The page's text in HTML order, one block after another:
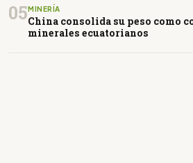
05 MINERÍA
China consolida su peso como
minerales ecuatorianos